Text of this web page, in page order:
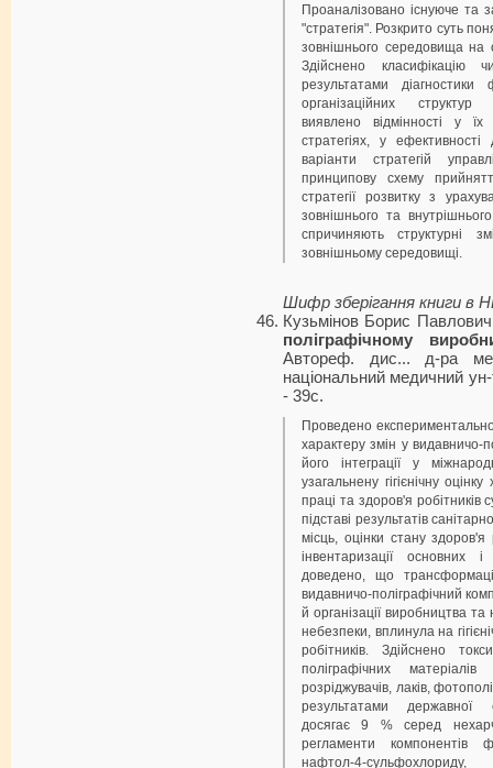
Проаналізовано існуюче та
"стратегія". Розкрито суть
зовнішнього середовища на
Здійснено класифікацію
результатами діагностики
організаційних структур
виявлено відмінності у їх
стратегіях, у ефективності
варіанти стратегій
принципову схему
стратегії розвитку з
зовнішнього та
спричиняють структурні
зовнішньому середовищі.
Шифр зберігання книги в
Кузьмінов Борис
поліграфічному
Автореф. дис... д-ра
національний медичний
- 39с.
Проведено
характеру змін у видавничо-
його інтеграції у
узагальнену гігієнічну
праці та здоров'я робітників
підставі результатів
місць, оцінки стану здоров'я
інвентаризації основних
доведено, що
видавничо-поліграфічний
й організації виробництва та
небезпеки, вплинула на
робітників. Здійснено
поліграфічних
розріджувачів, лаків,
результатами державної
досягає 9 % серед
регламенти компонентів
нафтол-4-